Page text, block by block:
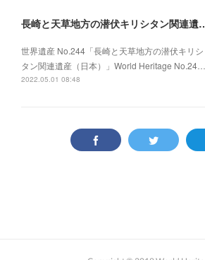
長崎と天草地方の潜
世界遺産 No.244「長崎と天草地方の潜伏キリシ
タン関連遺産（日本）」World Heritage No.24…
2022.05.01 08:48